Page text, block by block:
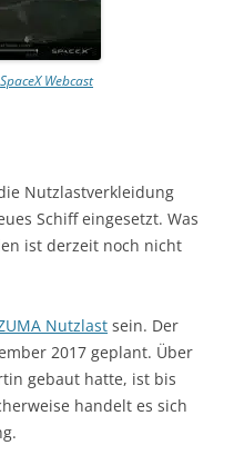
SpaceX Webcast
Nutzlastverkleidung
Schiff eingesetzt. Was
ist derzeit noch nicht
Nutzlast sein. Der
2017 geplant. Über
gebaut hatte, ist bis
handelt es sich